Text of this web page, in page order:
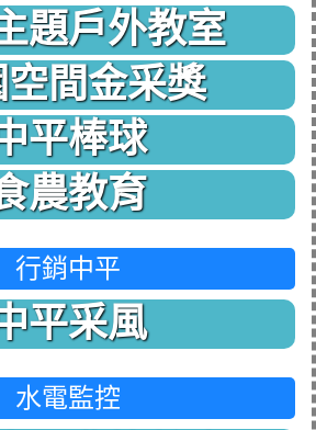
題戶外教室
間金采獎
平棒球
農教育
行銷中平
平采風
水電監控